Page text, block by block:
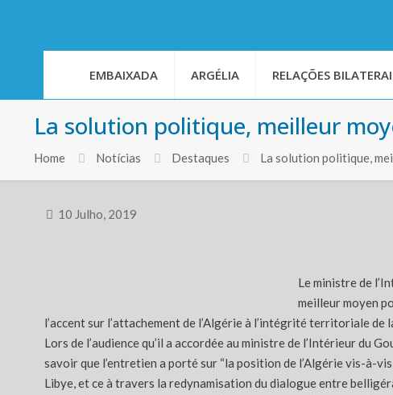
EMBAIXADA ARGÉLIA RELAÇÕES
La solution politique, meilleur
Home Notícias Destaques La solution politique,
10 Julho, 2019
Le ministre de
meilleur moyen
l’accent sur l’attachement de l’Algérie à l’intégrité territoriale
Lors de l’audience qu’il a accordée au ministre de l’Intérieur du
savoir que l’entretien a porté sur “la position de l’Algérie vis-à-
Libye, et ce à travers la redynamisation du dialogue entre